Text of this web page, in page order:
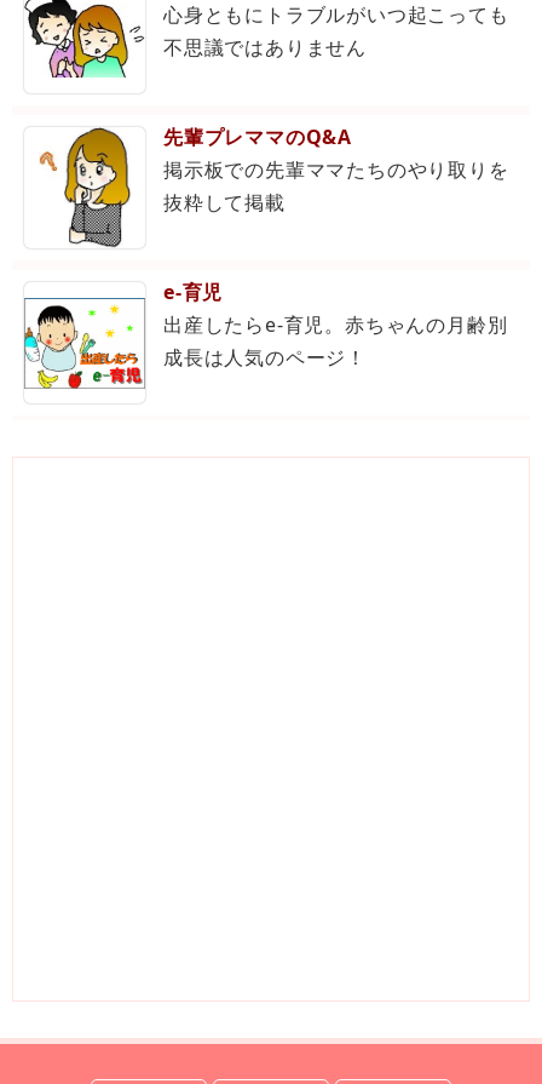
心身ともにトラブルがいつ起こっても
不思議ではありません
先輩プレママのQ&A
掲示板での先輩ママたちのやり取りを
抜粋して掲載
e-育児
出産したらe-育児。赤ちゃんの月齢別
成長は人気のページ！